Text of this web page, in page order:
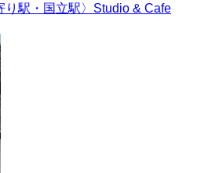
り駅・国立駅〉Studio & Cafe